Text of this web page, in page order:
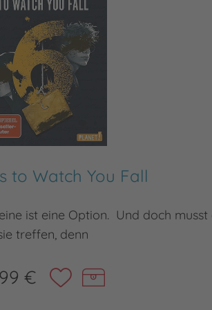
to Watch You Fall
ist eine Option. Und doch musst
treffen, denn
€